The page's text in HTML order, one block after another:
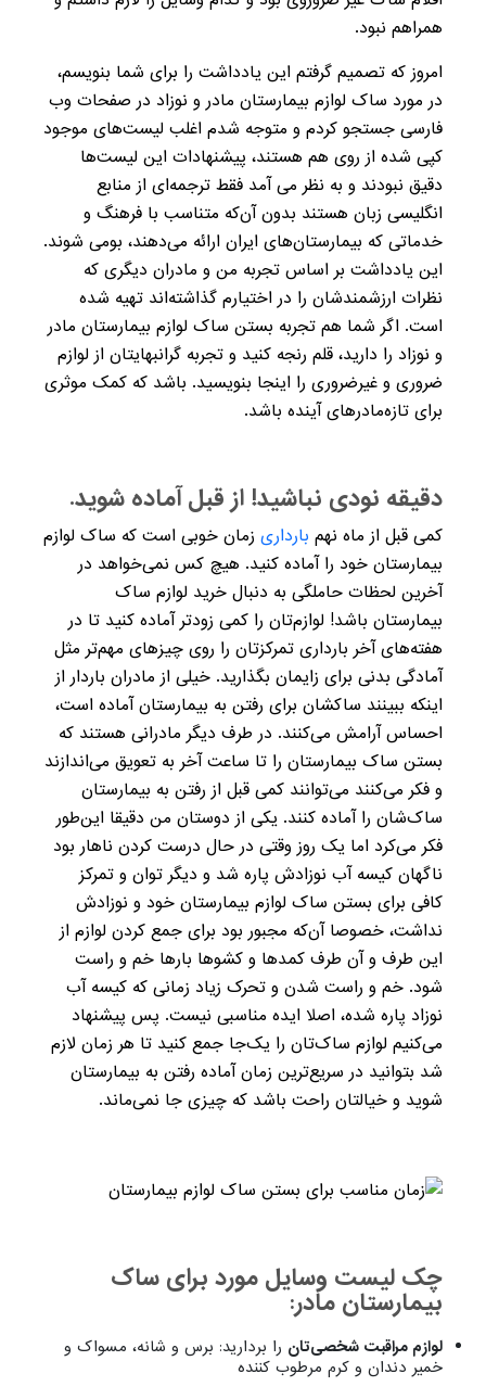
همراهم نبود.
امروز که تصمیم گرفتم این یادداشت را برای شما بنویسم،
در مورد ساک لوازم بیمارستان مادر و نوزاد در صفحات وب
فارسی جستجو کردم و متوجه شدم اغلب لیست‌های موجود
کپی شده از روی هم هستند، پیشنهادات این لیست‌ها
دقیق نبودند و به نظر می آمد فقط ترجمه‌ای از منابع
انگلیسی زبان هستند بدون آن‌که متناسب با فرهنگ و
خدماتی که بیمارستان‌های ایران ارائه می‌دهند، بومی شوند.
این یادداشت بر اساس تجربه من و مادران دیگری که
نظرات ارزشمندشان را در اختیارم گذاشته‌اند تهیه شده
است. اگر شما هم تجربه بستن ساک لوازم بیمارستان مادر
و نوزاد را دارید، قلم رنجه کنید و تجربه‌ گرانبهایتان از لوازم
ضروری و غیرضروری را اینجا بنویسید. باشد که کمک موثری
برای تازه‌مادرهای آینده باشد.
دقیقه نودی نباشید! از قبل آماده شوید.
کمی قبل از ماه نهم بارداریزمان خوبی است که ساک لوازم
بیمارستان خود را آماده کنید. هیچ کس نمی‌خواهد در
آخرین لحظات حاملگی به دنبال خرید لوازم ساک
بیمارستان باشد! لوازم‌تان را کمی زودتر آماده کنید تا در
هفته‌های آخر بارداری تمرکزتان را روی چیزهای مهم‌تر مثل
آمادگی بدنی برای زایمان بگذارید. خیلی از مادران باردار از
اینکه ببینند ساکشان برای رفتن به بیمارستان آماده است،
احساس آرامش می‌کنند. در طرف دیگر مادرانی هستند که
بستن ساک بیمارستان را تا ساعت آخر به تعویق می‌اندازند
و فکر می‌کنند می‌توانند کمی قبل از رفتن به بیمارستان
ساک‌شان را آماده کنند. یکی از دوستان من دقیقا این‌طور
فکر می‌کرد اما یک روز وقتی در حال درست کردن ناهار بود
ناگهان کیسه آب نوزادش پاره شد و دیگر توان و تمرکز
کافی برای بستن ساک لوازم بیمارستان خود و نوزادش
نداشت، خصوصا آن‌که مجبور بود برای جمع کردن لوازم از
این طرف و آن طرف کمدها و کشوها بارها خم و راست
شود. خم و راست شدن و تحرک زیاد زمانی که کیسه آب
نوزاد پاره شده، اصلا ایده مناسبی نیست. پس پیشنهاد
می‌کنیم لوازم ساک‌تان را یک‌جا جمع کنید تا هر زمان لازم
شد بتوانید در سریع‌ترین زمان آماده رفتن به بیمارستان
شوید و خیالتان راحت باشد که چیزی جا نمی‌ماند.
چک لیست وسایل مورد برای ساک
بیمارستان مادر:
لوازم مراقبت شخصی‌تان را بردارید: برس و شانه، مسواک و
خمیر دندان و کرم مرطوب کننده